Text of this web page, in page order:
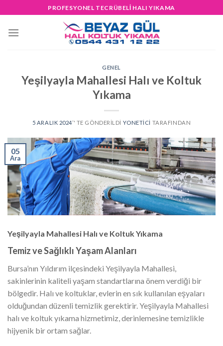
to
content
PROFESYONEL TECRÜBELİ HALI YIKAMA
GENEL
Yeşilyayla Mahallesi Halı ve Koltuk
Yıkama
5 ARALIK 2024’' TE GÖNDERILDI YONETICI TARAFINDAN
05
Ara
Yeşilyayla Mahallesi Halı ve Koltuk Yıkama
Temiz ve Sağlıklı Yaşam Alanları
Bursa’nın Yıldırım ilçesindeki Yeşilyayla Mahallesi,
sakinlerinin kaliteli yaşam standartlarına önem verdiği bir
bölgedir. Halı ve koltuklar, evlerin en sık kullanılan eşyaları
olduğundan düzenli temizlik gerektirir. Yeşilyayla Mahallesi
halı ve koltuk yıkama hizmetimiz, derinlemesine temizlikle
hijyenik bir ortam sağlar.